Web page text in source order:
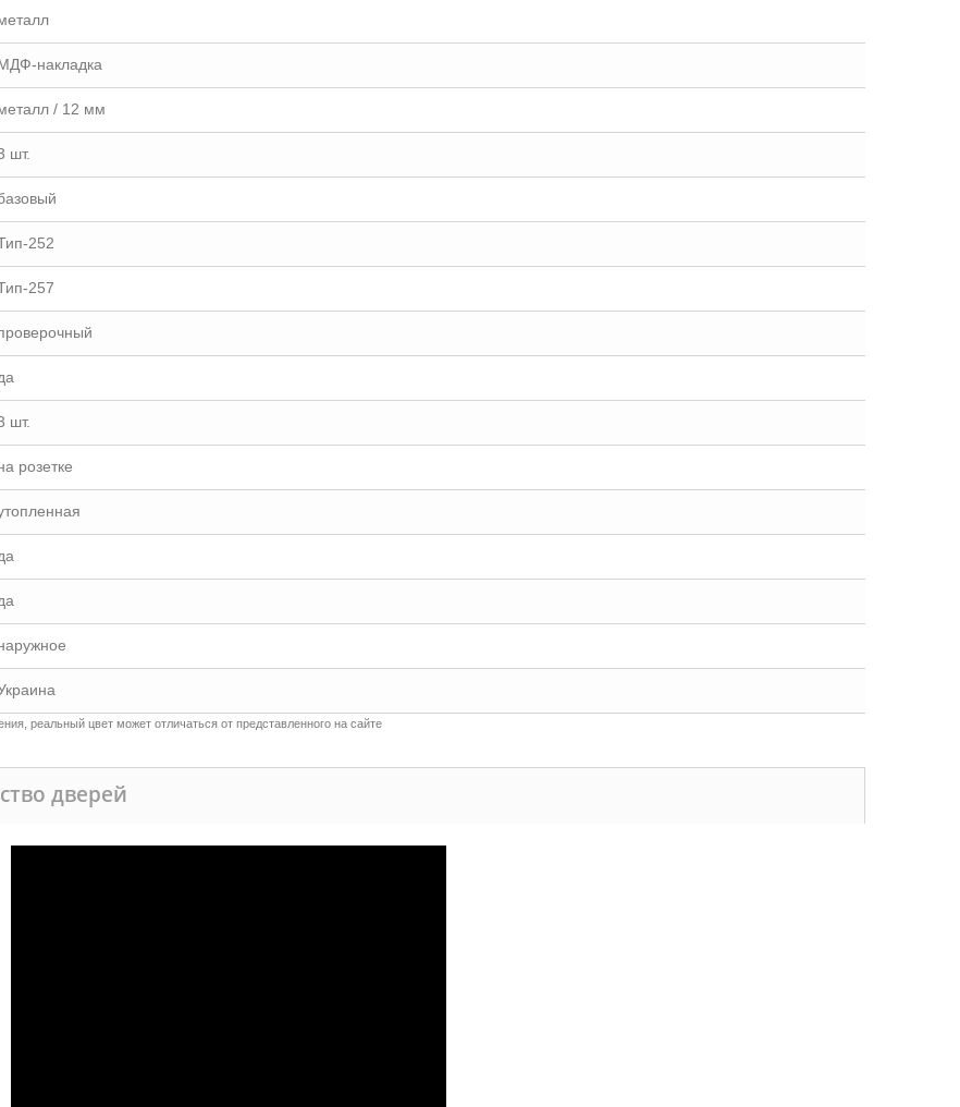
накладка
/ 12 мм
шт.
252
257
шт.
розетке
реальный цвет может отличаться от представленного на сайте
дверей